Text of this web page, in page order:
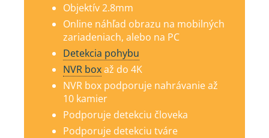
Objektív 2.8mm
Online náhľad obrazu na mobilných
zariadeniach, alebo na PC
Detekcia pohybu
NVR boxaž do 4K
NVR box podporuje nahrávanie až
10 kamier
Podporuje detekciu človeka
Podporuje detekciu tváre